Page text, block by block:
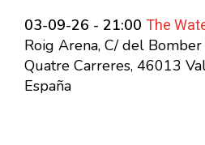
03-09-26 - 21:00 The
Roig Arena, C/ del
Quatre Carreres, 46013
España